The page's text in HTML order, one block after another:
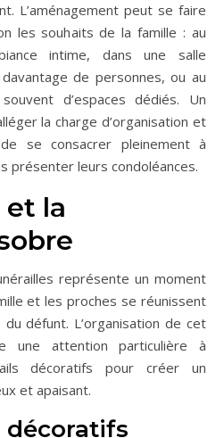
L’aménagement peut se faire
les souhaits de la famille : au
intime, dans une salle
de personnes, ou au
d’espaces dédiés. Un
la charge d’organisation et
se consacrer pleinement à
présenter leurs condoléances.
et la
représente un moment
et les proches se réunissent
défunt. L’organisation de cet
une attention particulière à
décoratifs pour créer un
et apaisant.
décoratifs